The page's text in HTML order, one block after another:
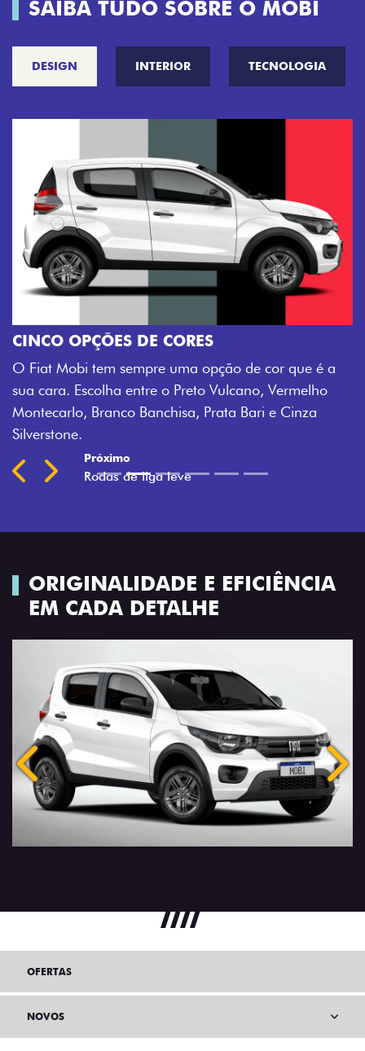
SAIBA TUDO SOBRE O MOBI
DESIGN INTERIOR TECNOLOGIA
CINCO OPÇÕES DE CORES
O Fiat Mobi tem sempre uma opção de cor que é a
sua cara. Escolha entre o Preto Vulcano, Vermelho
Montecarlo, Branco Banchisa, Prata Bari e Cinza
Silverstone.
Previous
Next
Próximo
Rodas de liga leve
ORIGINALIDADE E EFICIÊNCIA
EM CADA DETALHE
Anterior
OFERTAS
NOVOS